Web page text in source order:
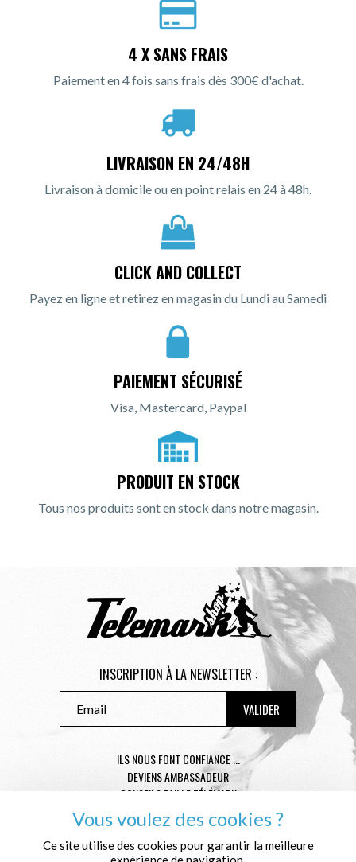
4 X SANS FRAIS
Paiement en 4 fois sans frais dès 300€ d'achat.
LIVRAISON EN 24/48H
Livraison à domicile ou en point relais en 24 à 48h.
CLICK AND COLLECT
Payez en ligne et retirez en magasin du Lundi au Samedi
PAIEMENT SÉCURISÉ
Visa, Mastercard, Paypal
PRODUIT EN STOCK
Tous nos produits sont en stock dans notre magasin.
INSCRIPTION À LA NEWSLETTER :
ILS NOUS FONT CONFIANCE ...
DEVIENS AMBASSADEUR
CONSEILS TAILLE TÉLÉMARK
CONDITIONS GÉNÉRALES DE VENTE
MENTIONS LÉGALES
POLITIQUE DE CONFIDENTIALITÉ
Vous voulez des cookies ?
Ce site utilise des cookies pour garantir la meilleure